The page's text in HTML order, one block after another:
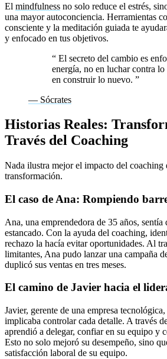
El mindfulness no solo reduce el estrés,
una mayor autoconciencia. Herramientas
consciente y la meditación guiada te
y enfocado en tus objetivos.
“ El secreto del cambio es
energía, no en luchar contra
en construir lo nuevo. ”
— Sócrates
Historias Reales:
Través del Coaching
Nada ilustra mejor el impacto del coaching
transformación.
El caso de Ana: Rompiendo
Ana, una emprendedora de 35 años, sentía
estancado. Con la ayuda del coaching,
rechazo la hacía evitar oportunidades. Al
limitantes, Ana pudo lanzar una campaña
duplicó sus ventas en tres meses.
El camino de Javier hacia el
Javier, gerente de una empresa
implicaba controlar cada detalle. A través
aprendió a delegar, confiar en su equipo y
Esto no solo mejoró su desempeño, sino
satisfacción laboral de su equipo.